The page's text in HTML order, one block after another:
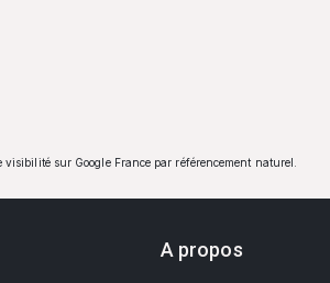
sur Google France par référencement naturel.
A propos